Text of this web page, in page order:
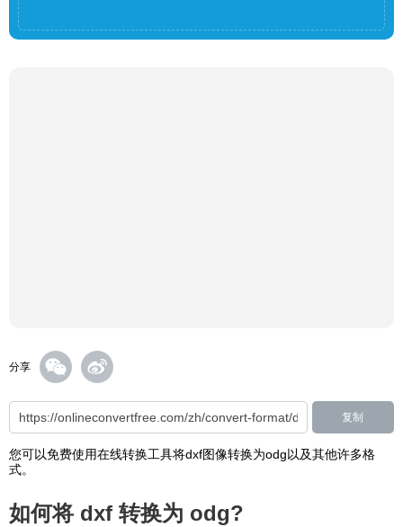
分享
复制
您可以免费使用在线转换工具将dxf图像转换为odg以及其他许多格
式。
如何将 dxf 转换为 odg?